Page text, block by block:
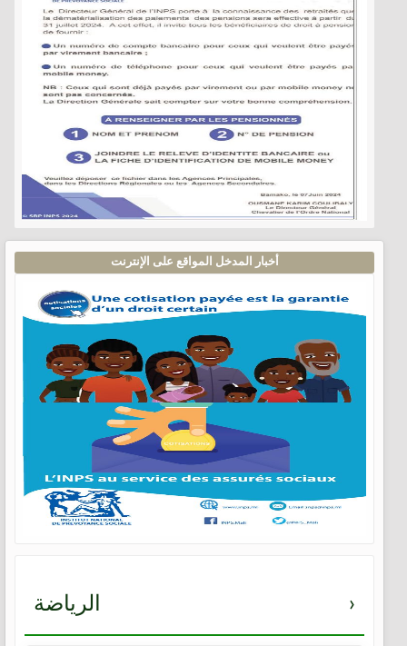
أخبار المدخل المواقع على الإنترنت
الرياضة ›